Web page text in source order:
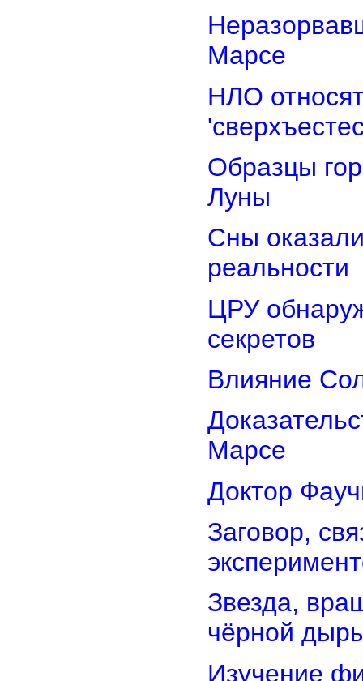
Марсе
НЛО
Образцы
Луны
Сны
реальности
ЦРУ
секретов
Влияние
Марсе
Доктор
Заговор,
Звезда,
чёрной
Изучение